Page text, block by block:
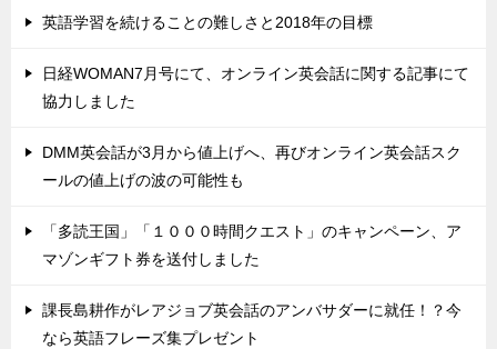
英語学習を続けることの難しさと2018年の目標
日経WOMAN7月号にて、オンライン英会話に関する記事にて
協力しました
DMM英会話が3月から値上げへ、再びオンライン英会話スク
ールの値上げの波の可能性も
「多読王国」「１０００時間クエスト」のキャンペーン、ア
マゾンギフト券を送付しました
課長島耕作がレアジョブ英会話のアンバサダーに就任！？今
なら英語フレーズ集プレゼント